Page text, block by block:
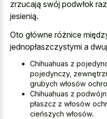
zrzucają swój podwłok
jesienią.
Oto główne różnice
jednopłaszczystymi a
Chihuahuas z
pojedynczy,
grubych włosów
Chihuahuas z
płaszcz z włosów
cieńszych włosów.